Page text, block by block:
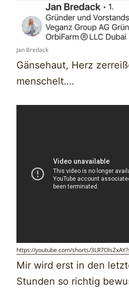
Jan Bredack
Gänsehaut, Herz
menschelt….
https://youtube.com/shorts/
Mir wird erst in den
Stunden so richtig